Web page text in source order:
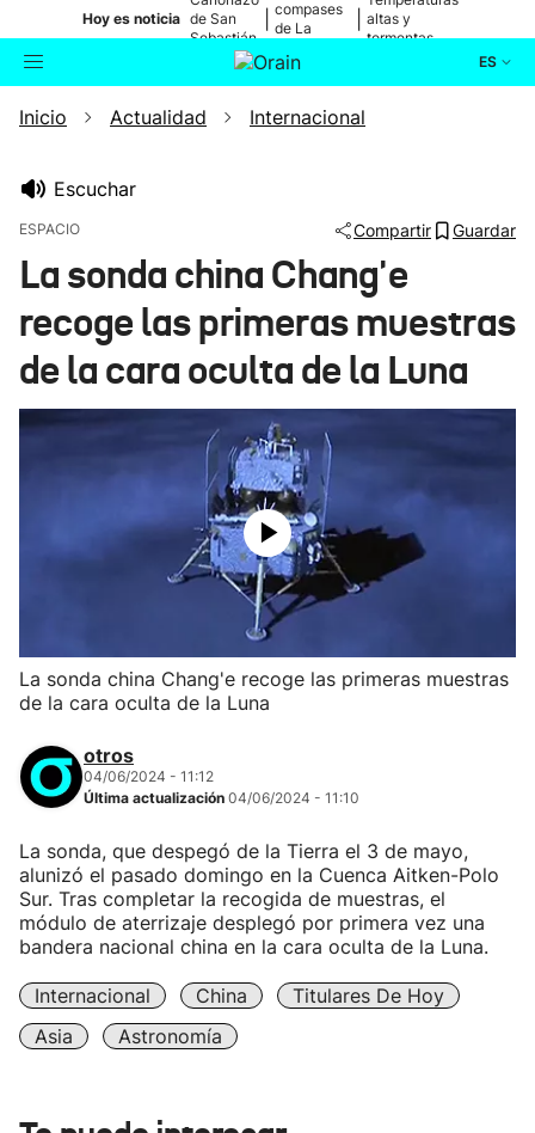
Hoy es noticia de San
Sebastián
compases
de La
altas y
tormentas
ES
Buscador Actualidad
Ikusmiran
Eguraldia
Inicio Actualidad Internacional
Escuchar
ESPACIO Compartir Guardar
La sonda china Chang'e
recoge las primeras muestras
de la cara oculta de la Luna
La sonda china Chang'e recoge las primeras muestras
de la cara oculta de la Luna
otros
04/06/2024 - 11:12
Última actualización 04/06/2024 - 11:10
La sonda, que despegó de la Tierra el 3 de mayo,
alunizó el pasado domingo en la Cuenca Aitken-Polo
Sur. Tras completar la recogida de muestras, el
módulo de aterrizaje desplegó por primera vez una
bandera nacional china en la cara oculta de la Luna.
Internacional China
Titulares De Hoy
Asia
Astronomía